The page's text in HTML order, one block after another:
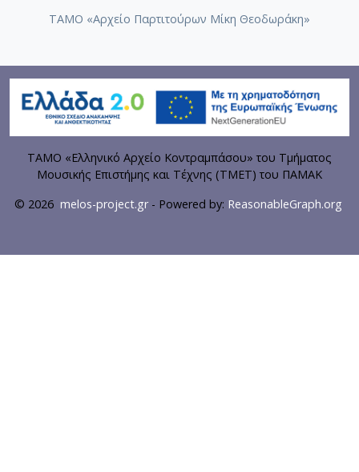
ΤΑΜΟ «Αρχείο Παρτιτούρων Μίκη Θεοδωράκη»
ΤΑΜΟ «Ελληνικό Αρχείο Κοντραμπάσου» του Τμήματος
Μουσικής Επιστήμης και Τέχνης (ΤΜΕΤ) του ΠΑΜΑΚ
© 2026 melos-project.gr- Powered by: ReasonableGraph.org